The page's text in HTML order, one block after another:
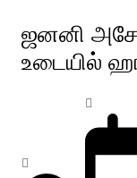
ஜனனி
உடையில்